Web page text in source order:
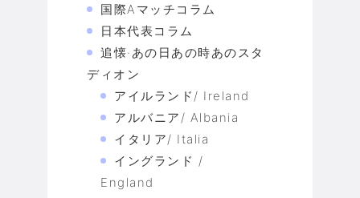
国際Aマッチコラム
日本代表コラム
追懐·あの日あの時あのスタ
ディオン
アイルランド/ Ireland
アルバニア/ Albania
イタリア/ Italia
イングランド /
England